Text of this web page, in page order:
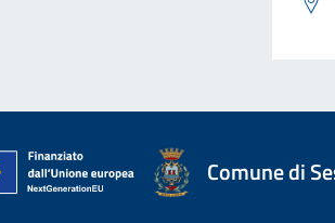
Comune di